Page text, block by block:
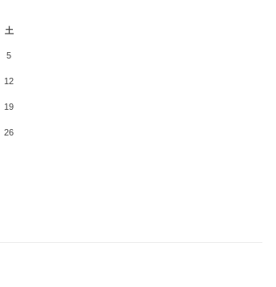
土
5
12
19
26